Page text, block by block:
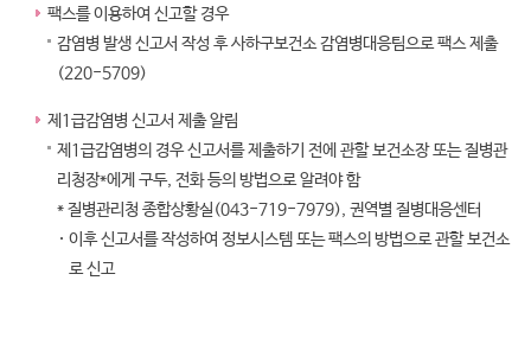
팩스를 이용하여 신고할 경우
감염병 발생 신고서 작성 후 사하구보건소 감염병대응팀으로 팩스 제출
(220-5709)
제1급감염병 신고서 제출 알림
제1급감염병의 경우 신고서를 제출하기 전에 관할 보건소장 또는 질병관
리청장*에게 구두, 전화 등의 방법으로 알려야 함
* 질병관리청 종합상황실(043-719-7979), 권역별 질병대응센터
이후 신고서를 작성하여 정보시스템 또는 팩스의 방법으로 관할 보건소
로 신고